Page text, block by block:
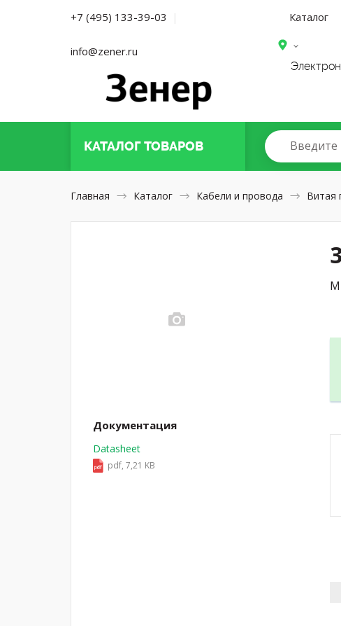
+7 (495) 133-39-03 |
info@zener.ru
Каталог
КАТАЛОГТОВАРОВ
Главная Каталог Кабели и провода Витая
Документация
Datasheet
pdf, 7,21 KB